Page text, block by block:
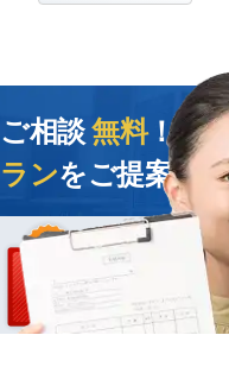
ご相談無料！今す
ランをご提案し